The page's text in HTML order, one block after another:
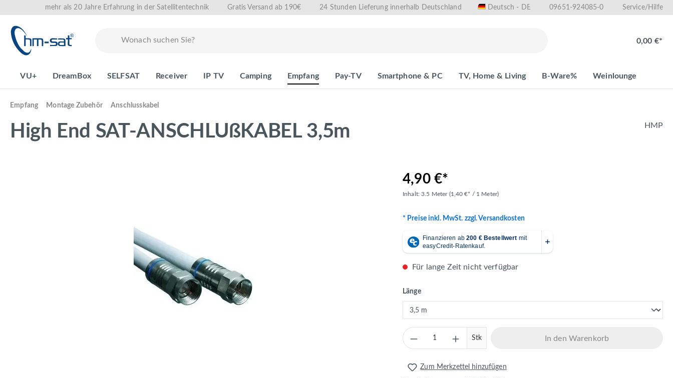
Zur Hauptnavigation springen
mehr als 20 Jahre Erfahrung in der Satellitentechnik Gratis Versand ab 190€ 24 Stunden Lieferung innerhalb Deutschland Deutsch - DE 09651-924085-0 Service/Hilfe
0,00 €*
VU+ DreamBox SELFSAT Receiver IP TV Camping Empfang Pay-TV Smartphone & PC TV, Home & Living B-Ware% Weinlounge
Empfang Montage Zubehör Anschlusskabel
High End SAT-ANSCHLUßKABEL 3,5m HMP
4,90 €*
Inhalt:3.5 Meter (1,40 €* / 1 Meter)
* Preise inkl. MwSt. zzgl. Versandkosten
Für lange Zeit nicht verfügbar
Längeauswählen
Produkt Anzahl: Gib den gewünschten Wert ein
Stk In den Warenkorb
Zum Merkzettel hinzufügen